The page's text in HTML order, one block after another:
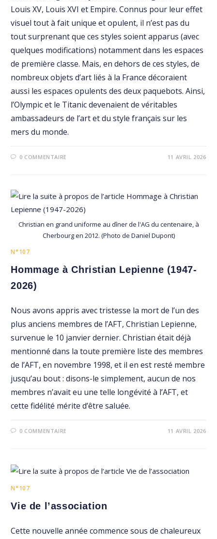
Louis XV, Louis XVI et Empire. Connus pour leur effet
visuel tout à fait unique et opulent, il n’est pas du
tout surprenant que ces styles soient apparus (avec
quelques modifications) notamment dans les espaces
de première classe. Mais, en dehors de ces styles, de
nombreux objets d’art liés à la France décoraient
aussi les espaces opulents des deux paquebots. Ainsi,
l’Olympic et le Titanic devenaient de véritables
ambassadeurs de l’art et du style français sur les
mers du monde.
0 COMMENTAIRE 11 AVRIL 2026
Christian en grand uniforme au dîner de l'AG du centenaire, à
Cherbourg en 2012. (Photo de Daniel Dupont)
N°107
Hommage à Christian Lepienne (1947-
2026)
Nous avons appris avec tristesse la mort de l’un des
plus anciens membres de l’AFT, Christian Lepienne,
survenue le 10 janvier dernier. Christian était déjà
mentionné dans la toute première liste des membres
de l’AFT, en novembre 1998, et il en est resté membre
jusqu’au bout : disons-le simplement, aucun de nos
membres n’avait eu une telle longévité à l’AFT, et
cette fidélité mérite d’être saluée.
0 COMMENTAIRE 11 AVRIL 2026
N°107
Vie de l’association
Cette nouvelle année commence sous de chaleureux